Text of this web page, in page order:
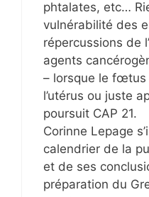
phtalates, etc…
vulnérabilité des
répercussions de
agents
– lorsque le fœtus
l’utérus ou juste
poursuit CAP 21.
Corinne Lepage
calendrier de la
et de ses
préparation du